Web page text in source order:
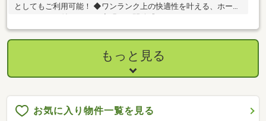
としてもご利用可能！ ◆ワンランク上の快適性を叶える、ホーム
エレベーター付きです！ ◇明るく開放感あふれるルーフバルコニ
ー付きです！
もっと見る
お気に入り物件一覧を見る